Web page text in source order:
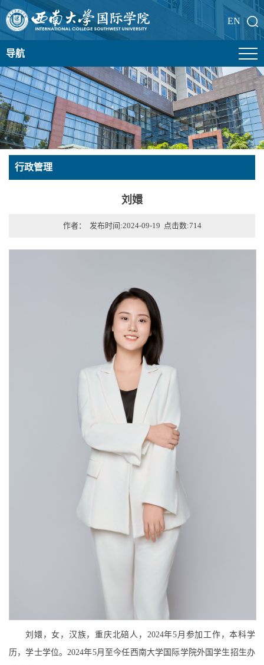
EN
导航
行政管理
刘嬛
作者： 发布时间:2024-09-19 点击数:714
刘嬛，女，汉族，重庆北碚人，2024年5月参加工作，本科学
历，学士学位。2024年5月至今任西南大学国际学院外国学生招生办